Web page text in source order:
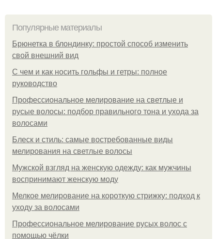
Популярные материалы
Брюнетка в блондинку: простой способ изменить
свой внешний вид
С чем и как носить гольфы и гетры: полное
руководство
Профессиональное мелирование на светлые и
русые волосы: подбор правильного тона и ухода за
волосами
Блеск и стиль: самые востребованные виды
мелирования на светлые волосы
Мужской взгляд на женскую одежду: как мужчины
воспринимают женскую моду
Мелкое мелирование на короткую стрижку: подход к
уходу за волосами
Профессиональное мелирование русых волос с
помощью чёлки